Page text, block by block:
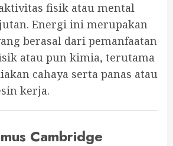
fisik atau mental
Energi ini merupakan
berasal dari pemanfaatan
atau pun kimia, terutama
cahaya serta panas atau
kerja.
Cambridge